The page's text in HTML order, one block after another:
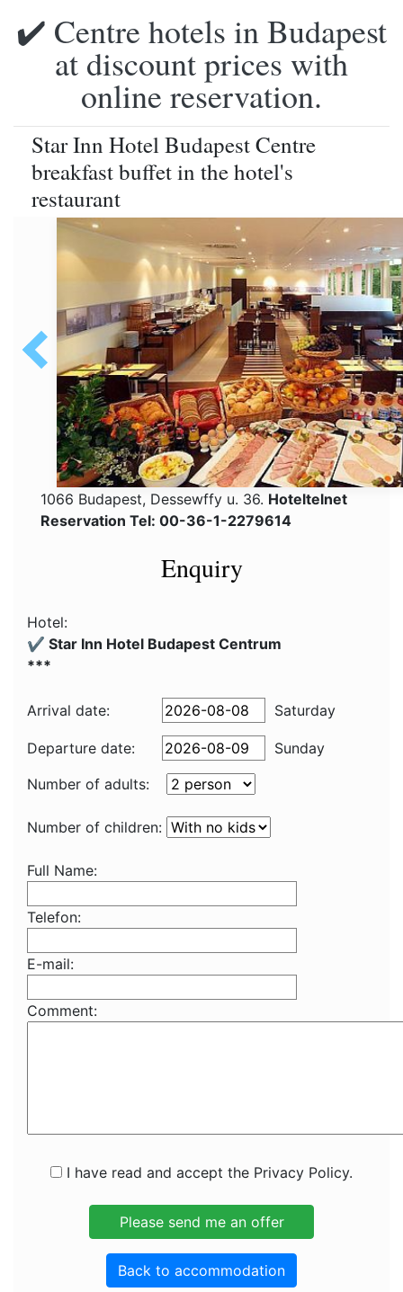
✔️ Centre hotels in Budapest
at discount prices with
online reservation.
Star Inn Hotel Budapest Centre
breakfast buffet in the hotel's
restaurant
1066 Budapest, Dessewffy u. 36. Hoteltelnet
Reservation Tel: 00-36-1-2279614
Enquiry
Hotel:
✔️ Star Inn Hotel Budapest Centrum
***
Arrival date: Saturday
Departure date:
Sunday
Number of adults:
Number of children:
Full Name:
Telefon:
E-mail:
Comment:
I have read and accept the Privacy Policy.
Back to accommodation